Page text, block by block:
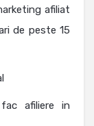
afiliat
de peste 15
afiliere in